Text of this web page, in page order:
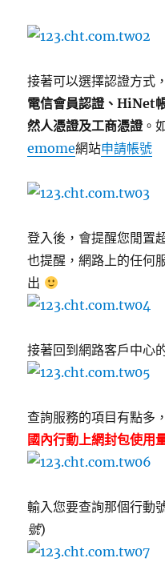
接著可以選擇認證方式
電信會員認證、HiNet
然人憑證及工商憑證 。
emome網站申請帳號
登入後，會提醒您閒置
也提醒，網路上的任何
出
接著回到網路客戶中心
查詢服務的項目有點多
國內行動上網封包使用
輸入您要查詢那個行動
號)